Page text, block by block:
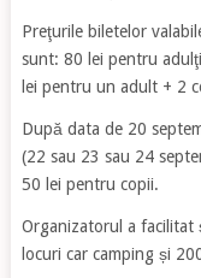
Preţurile biletelor
sunt: 80 lei pentru
lei pentru un adult + 2
După data de 20
(22 sau 23 sau 24
50 lei pentru copii.
Organizatorul a
locuri car camping și